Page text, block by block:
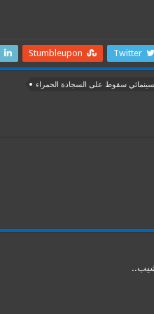
Twitter
Stumbleupon
سقوط على السجادة الحمراء